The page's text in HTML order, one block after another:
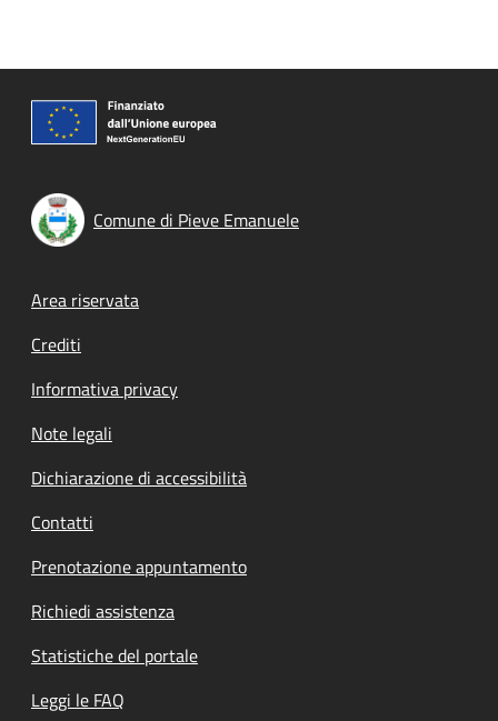
Comune di Pieve Emanuele
Footer menu
Area riservata
Crediti
Informativa privacy
Note legali
Dichiarazione di accessibilità
Contatti
Prenotazione appuntamento
Richiedi assistenza
Statistiche del portale
Leggi le FAQ